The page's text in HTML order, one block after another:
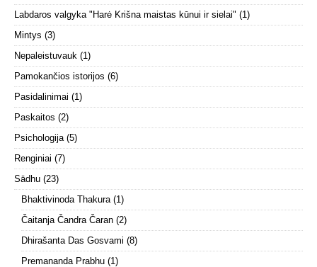
Labdaros valgyka "Harė Krišna maistas kūnui ir sielai" (1)
Mintys (3)
Nepaleistuvauk (1)
Pamokančios istorijos (6)
Pasidalinimai (1)
Paskaitos (2)
Psichologija(5)
Renginiai (7)
Sādhu (23)
Bhaktivinoda Thakura(1)
Čaitanja Čandra Čaran (2)
Dhirašanta Das Gosvami (8)
Premananda Prabhu (1)